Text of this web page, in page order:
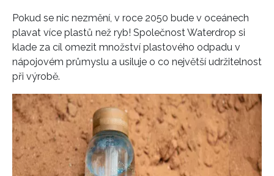
Pokud se nic nezmění, v roce 2050 bude v oceánech
plavat více plastů než ryb! Společnost Waterdrop si
klade za cíl omezit množství plastového odpadu v
nápojovém průmyslu a usiluje o co největší udržitelnost
při výrobě.